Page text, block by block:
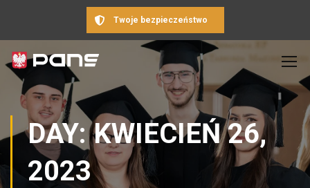
Twoje bezpieczeństwo
DAY: KWIECIEŃ 26,
2023